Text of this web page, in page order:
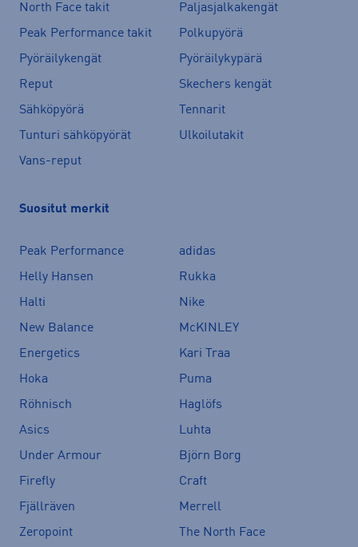
North Face takit
Paljasjalkakengät
Peak Performance takit
Polkupyörä
Pyöräilykengät
Pyöräilykypärä
Reput
Skechers kengät
Sähköpyörä
Tennarit
Tunturi sähköpyörät
Ulkoilutakit
Vans-reput
Suositut merkit
Peak Performance
adidas
Helly Hansen
Rukka
Halti
Nike
New Balance
McKINLEY
Energetics
Kari Traa
Hoka
Puma
Röhnisch
Haglöfs
Asics
Luhta
Under Armour
Björn Borg
Firefly
Craft
Fjällräven
Merrell
Zeropoint
The North Face